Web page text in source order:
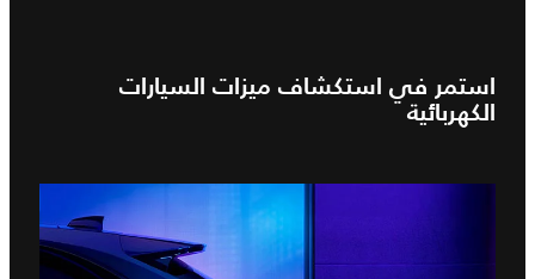
استمر في استكشاف ميزات السيارات
الكهربائية